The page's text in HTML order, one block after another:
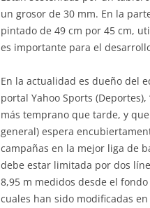
un grosor de 30 mm. En la
pintado de 49 cm por 45 cm,
es importante para el
En la actualidad es dueño del
portal Yahoo Sports
más temprano que tarde, y
general) espera
campañas en la mejor liga de
debe estar limitada por dos
8,95 m medidos desde el
cuales han sido modificadas